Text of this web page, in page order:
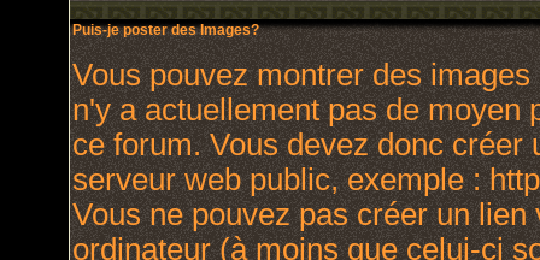
Puis-je poster des Images?
Vous pouvez montrer des
n'y a actuellement pas de moyen
ce forum. Vous devez donc
serveur web public, exemple :
Vous ne pouvez pas créer un
ordinateur (à moins que celui-ci